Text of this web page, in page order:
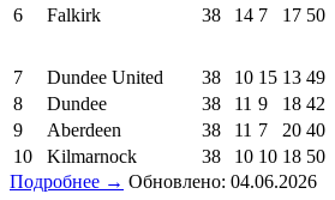
6
Falkirk 38 14 7 17 50
7 Dundee United 38 10 15 13 49
8
Dundee 38 11 9 18 42
9
Aberdeen 38 11 7 20 40
10
Kilmarnock 38 10 10 18 50
Подробнее → Обновлено: 04.06.2026